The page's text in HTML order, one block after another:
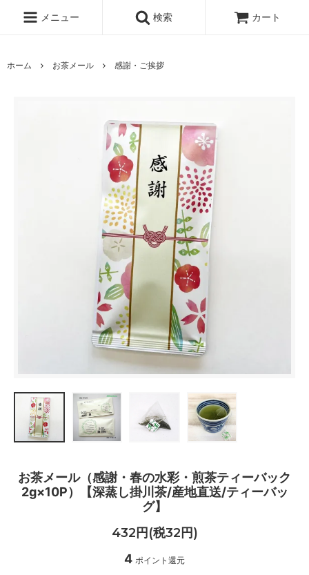
メニュー 検索 カート
ホーム お茶メール 感謝・ご挨拶
お茶メール（感謝・春の水彩・煎茶ティーバック
2g×10P）【深蒸し掛川茶/産地直送/ティーバッ
グ】
432円(税32円)
4 ポイント還元